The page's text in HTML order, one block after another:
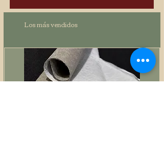
Los más vendidos